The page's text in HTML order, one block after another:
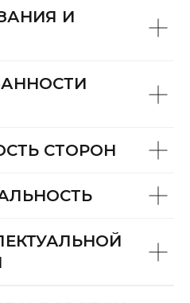
И
СТОРОН